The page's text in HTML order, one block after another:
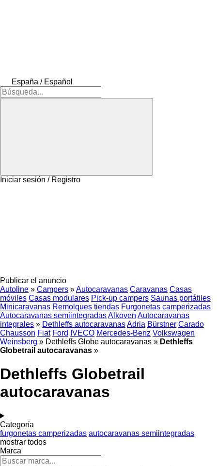
España / Español
Iniciar sesión / Registro
Publicar el anuncio
Autoline » Campers »Autocaravanas Caravanas Casas
móviles Casas modulares Pick-up campers Saunas portátiles
Minicaravanas Remolques tiendas Furgonetas camperizadas
Autocaravanas semiintegradasAlkoven Autocaravanas
integrales » Dethleffs autocaravanasAdria Bürstner Carado
Chausson Fiat Ford IVECO Mercedes-Benz Volkswagen
Weinsberg » Dethleffs Globe autocaravanas » Dethleffs
Globetrail autocaravanas »
Dethleffs Globetrail
autocaravanas
Categoría
furgonetas camperizadas autocaravanas semiintegradas
mostrar todos
Marca